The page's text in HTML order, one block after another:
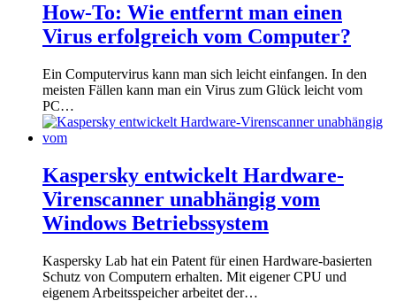
How-To: Wie entfernt man einen
Virus erfolgreich vom Computer?
Ein Computervirus kann man sich leicht einfangen. In den
meisten Fällen kann man ein Virus zum Glück leicht vom
PC…
Kaspersky entwickelt Hardware-
Virenscanner unabhängig vom
Windows Betriebssystem
Kaspersky Lab hat ein Patent für einen Hardware-basierten
Schutz von Computern erhalten. Mit eigener CPU und
eigenem Arbeitsspeicher arbeitet der…